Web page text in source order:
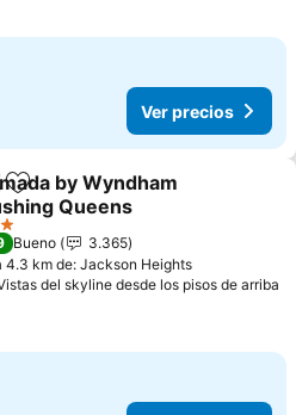
Ver precios
Agregar a favoritos
by Wyndham
Queens
precios
Bueno
3.365
4.3 km de: Jackson Heights
del skyline desde los pisos de arriba